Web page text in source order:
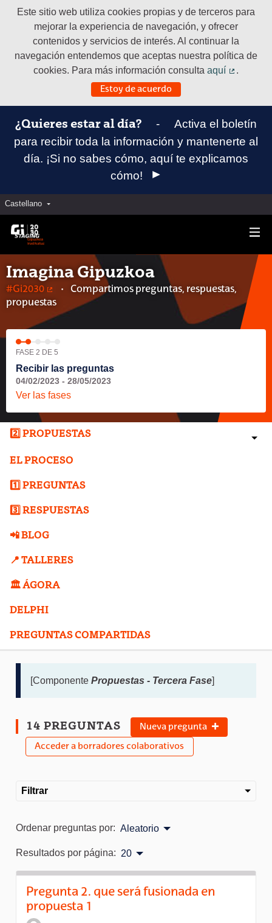
Este sitio web utiliza cookies propias y de terceros para
mejorar la experiencia de navegación, y ofrecer
contenidos y servicios de interés. Al continuar la
navegación entendemos que aceptas nuestra política de
cookies. Para más información consultaaquí
.
Estoy de acuerdo
¿Quieres estar al día? -
Activa el boletín
para recibir toda la información y mantenerte al
día. ¡Si no sabes cómo, aquí te explicamos
cómo!
Castellano Elegir el idioma
Imagina Gipuzkoa
#Gi2030
(Enlace externo)
Compartimos preguntas, respuestas,
propuestas
FASE 2 DE 5
Recibir las preguntas
04/02/2023 - 28/05/2023
Ver las fases
2️⃣ PROPUESTAS
EL PROCESO
1️⃣ PREGUNTAS
3️⃣ RESPUESTAS
📲 BLOG
📍 TALLERES
🏛️ ÁGORA
DELPHI
PREGUNTAS COMPARTIDAS
[Componente Propuestas - Tercera Fase]
14 PREGUNTAS Nueva pregunta
Acceder a borradores colaborativos
Filtrar
Ordenar preguntas por: Aleatorio
Resultados por página: 20
Pregunta 2. que será fusionada en
propuesta 1